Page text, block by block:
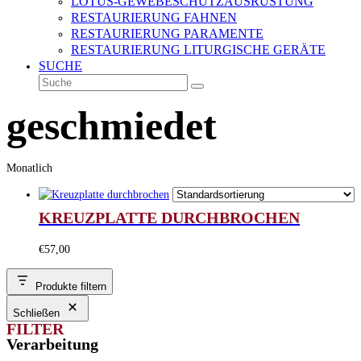
RESTAURIERUNG FAHNEN
RESTAURIERUNG PARAMENTE
RESTAURIERUNG LITURGISCHE GERÄTE
SUCHE
Suche
Senden
geschmiedet
Monatlich
KREUZPLATTE DURCHBROCHEN
€57,00
Produkte filtern
Schließen
FILTER
Verarbeitung